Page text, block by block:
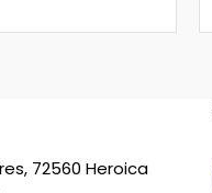
72560 Heroica